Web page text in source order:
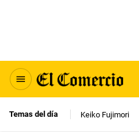
Temas del día Keiko Fujimori